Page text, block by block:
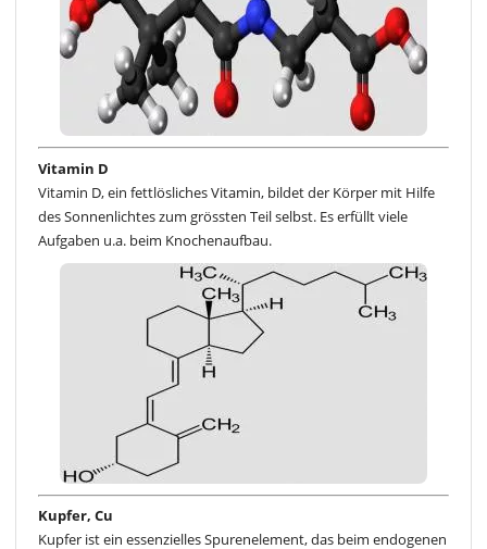
Vitamin D
Vitamin D, ein fettlösliches Vitamin, bildet der Körper mit Hilfe
des Sonnenlichtes zum grössten Teil selbst. Es erfüllt viele
Aufgaben u.a. beim Knochenaufbau.
Kupfer, Cu
Kupfer ist ein essenzielles Spurenelement, das beim endogenen